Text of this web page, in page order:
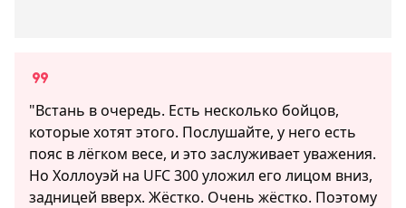
"Встань в очередь. Есть несколько бойцов,
которые хотят этого. Послушайте, у него есть
пояс в лёгком весе, и это заслуживает уважения.
Но Холлоуэй на UFC 300 уложил его лицом вниз,
задницей вверх. Жёстко. Очень жёстко. Поэтому